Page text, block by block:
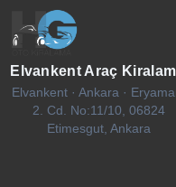
Elvankent Araç
Elvankent · Ankara ·
2. Cd. No:11/10, 06824
Etimesgut, Ankara